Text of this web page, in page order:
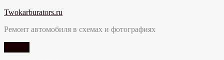
Перейти
содержимому
Twokarburators.ru
Ремонт автомобиля в схемах и фотографиях